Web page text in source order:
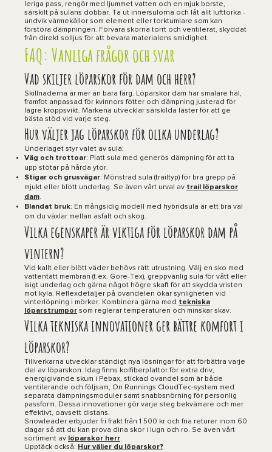
leriga pass, rengör med ljummet vatten och en mjuk borste,
särskilt på sulans dobbar. Ta ut innersulorna och låt allt lufttorka -
undvik värmekällor som element eller torktumlare som kan
förstöra dämpningen. Förvara skorna torrt och ventilerat, skyddat
från direkt solljus för att bevara materialens smidighet.
FAQ: Vanliga frågor och svar
Vad skiljer löparskor för dam och herr?
Skillnaderna är mer än bara färg. Löparskor dam har smalare häl,
framfot anpassad för kvinnors fötter och dämpning justerad för
lägre kroppsvikt. Märkena utvecklar särskilda läster för att ge
bästa stöd vid varje steg.
Hur väljer jag löparskor för olika underlag?
Underlaget styr valet av sula:
Väg och trottoar: Platt sula med generös dämpning för att ta
upp stötar på hårda ytor.
Stigar och grusvägar: Mönstrad sula (trailtyp) för bra grepp på
mjukt eller blött underlag. Se även vårt urval av trail löparskor
dam.
Blandat bruk: En mångsidig modell med hybridsula är ett bra val
om du växlar mellan asfalt och skog.
Vilka egenskaper är viktiga för löparskor dam på
vintern?
Vid kallt eller blött väder behövs rätt utrustning. Välj en sko med
vattentätt membran (t.ex. Gore-Tex), greppvänlig sula för vått eller
isigt underlag och gärna något högre skaft för att skydda vristen
mot kyla. Reflexdetaljer på ovandelen ökar synligheten vid
vinterlöpning i mörker. Kombinera gärna med tekniska
löparstrumpor som reglerar temperaturen och minskar skav.
Vilka tekniska innovationer ger bättre komfort i
löparskor?
Tillverkarna utvecklar ständigt nya lösningar för att förbättra varje
del av löparskon. Idag finns kolfiberplattor för extra driv,
energigivande skum i Pebax, stickad ovandel som är både
ventilerande och följsam, On Runnings CloudTec-system med
separata dämpningsmoduler samt snabbsnörning för personlig
passform. Dessa innovationer gör varje steg bekvämare och mer
effektivt, oavsett distans.
Snowleader erbjuder fri frakt från 1 500 kr och fria returer inom 60
dagar så att du kan prova dina skor i lugn och ro. Se även vårt
sortiment av löparskor herr.
Upptäck också: Hur väljer du löparskor?